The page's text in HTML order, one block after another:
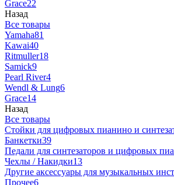
Grace22
Назад
Все товары
Yamaha81
Kawai40
Ritmuller18
Samick9
Pearl River4
Wendl & Lung6
Grace14
Назад
Все товары
Стойки для цифровых пианино и
Банкетки39
Педали для синтезаторов и цифровых
Чехлы / Накидки13
Другие аксессуары для музыкальных
Прочее6